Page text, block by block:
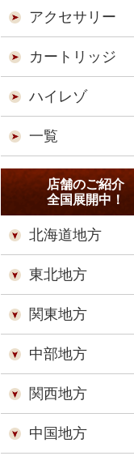
アクセサリー
カートリッジ
ハイレゾ
一覧
店舗のご紹介
全国展開中！
北海道地方
東北地方
関東地方
中部地方
関西地方
中国地方